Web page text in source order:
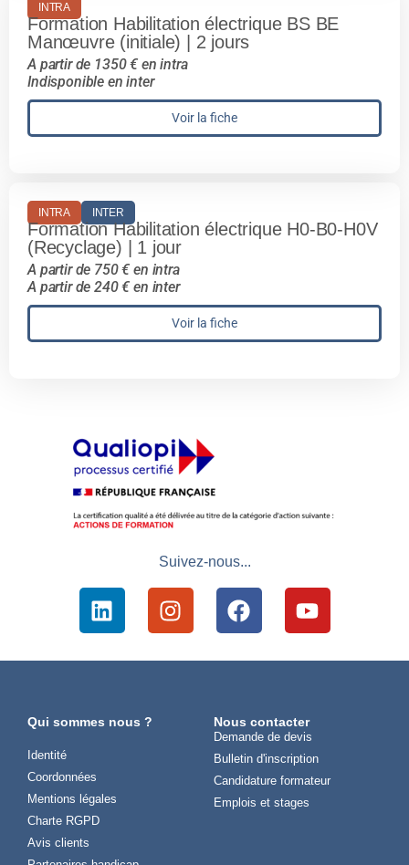
INTRA
Formation Habilitation électrique BS BE
Manœuvre (initiale) | 2 jours
A partir de 1350 € en intra
Indisponible en inter
Voir la fiche
INTRA INTER
Formation Habilitation électrique H0-B0-H0V
(Recyclage) | 1 jour
A partir de 750 € en intra
A partir de 240 € en inter
Voir la fiche
Suivez-nous...
Qui sommes nous ?
Identité
Coordonnées
Mentions légales
Charte RGPD
Avis clients
Nous contacter
Demande de devis
Bulletin d'inscription
Candidature formateur
Emplois et stages